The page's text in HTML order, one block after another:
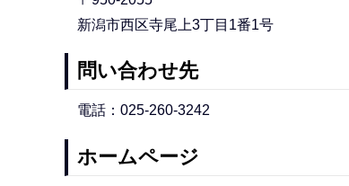
新潟市西区寺尾上3丁目1番1号
問い合わせ先
電話：025-260-3242
ホームページ